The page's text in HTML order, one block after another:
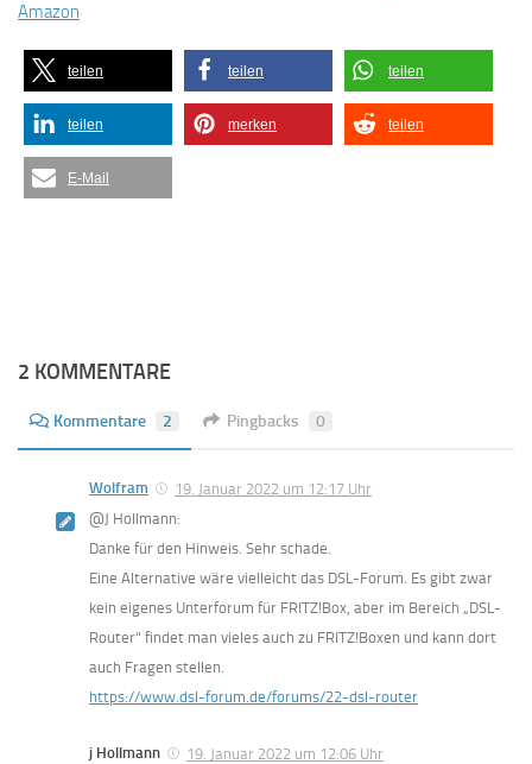
Amazon
teilen teilen teilen
teilen merken teilen
E-Mail
2 KOMMENTARE
Kommentare 2 Pingbacks 0
Wolfram
19. Januar 2022 um 12:17 Uhr
@J Hollmann:
Danke für den Hinweis. Sehr schade.
Eine Alternative wäre vielleicht das DSL-Forum. Es gibt zwar
kein eigenes Unterforum für FRITZ!Box, aber im Bereich „DSL-
Router“ findet man vieles auch zu FRITZ!Boxen und kann dort
auch Fragen stellen.
https://www.dsl-forum.de/forums/22-dsl-router
j Hollmann
19. Januar 2022 um 12:06 Uhr